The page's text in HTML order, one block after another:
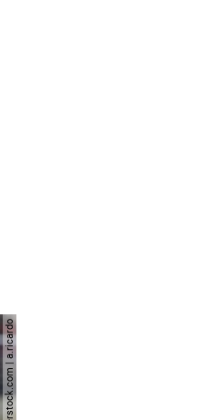
© shutterstock.com | a.ricardo